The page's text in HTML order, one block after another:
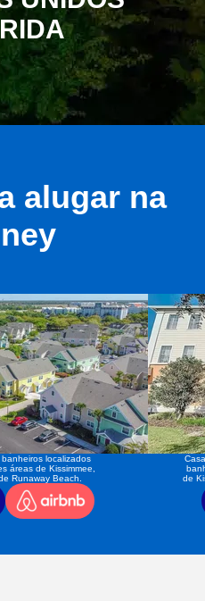
alugar na
localizados
áreas de Kissimmee,
Runaway Beach.
de